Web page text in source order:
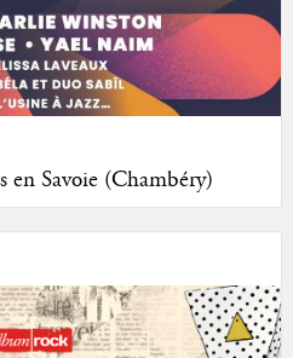
Savoie (Chambéry)